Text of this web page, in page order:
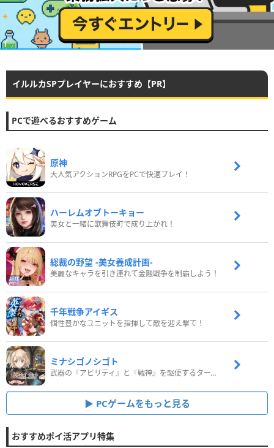
イルルカSPプレイヤーにおすすめ【PR】
PCで遊べるおすすめゲーム
原神
大人気アクションRPGをPCで快適プレイ！
ハーレムオブトーキョー
美女と一緒に歌舞伎町で成り上がれ！
総裁の野望 -美女養成計画-
美麗なキャラを引き連れて金融戦争を制覇しよう！
千年戦争アイギス
個性豊かなユニットを指揮して敵を迎え撃て！
ミナシゴノシゴト
武器の『アビリティ』と『戦神』を駆使するターン制コマンドバトルRPG！
PCゲームをもっと見る
おすすめポイ活アプリ特集